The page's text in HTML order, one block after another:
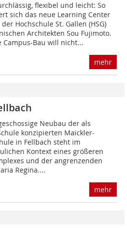
flexibel und leicht: So
sich das neue Learning Center
der Hochschule St. Gallen (HSG)
Architekten Sou Fujimoto.
Campus-Bau will nicht...
mehr
Neubau der als
konzipierten Maickler-
in Fellbach steht im
Kontext eines größeren
und der angrenzenden
Regina....
mehr